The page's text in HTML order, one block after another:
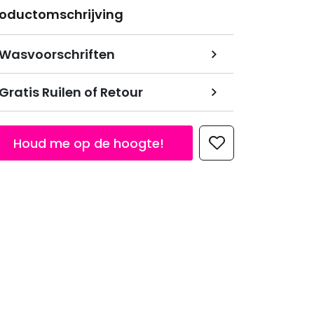
Gratis Ruilen of Retour
Houd me op de hoogte!